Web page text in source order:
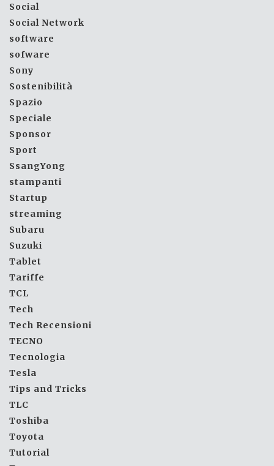
Social
Social Network
software
sofware
Sony
Sostenibilità
Spazio
Speciale
Sponsor
Sport
SsangYong
stampanti
Startup
streaming
Subaru
Suzuki
Tablet
Tariffe
TCL
Tech
Tech Recensioni
TECNO
Tecnologia
Tesla
Tips and Tricks
TLC
Toshiba
Toyota
Tutorial